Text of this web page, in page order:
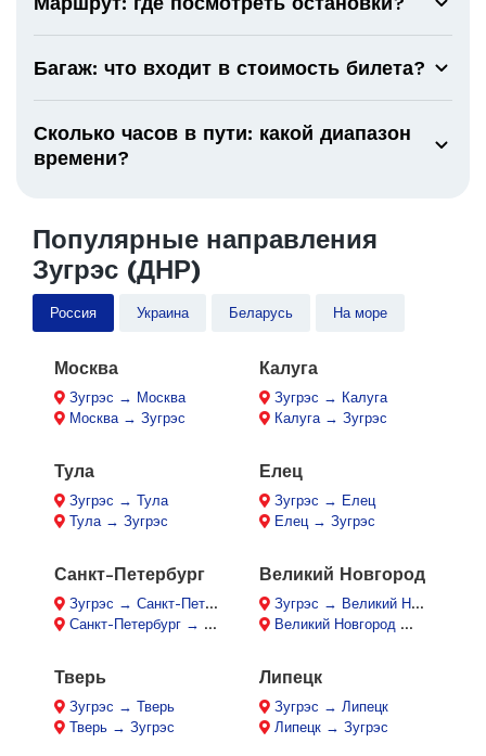
Багаж: что входит в стоимость билета?
Сколько часов в пути: какой диапазон
времени?
Популярные направления
Зугрэс (ДНР)
Россия Украина Беларусь На море
Москва
Зугрэс → Москва
Москва → Зугрэс
Калуга
Зугрэс → Калуга
Калуга → Зугрэс
Тула
Зугрэс → Тула
Тула → Зугрэс
Елец
Зугрэс → Елец
Елец → Зугрэс
Санкт-Петербург
Зугрэс → Санкт-Петербург
Санкт-Петербург → Зугрэс
Великий Новгород
Зугрэс → Великий Новгород
Великий Новгород → Зугрэс
Тверь
Зугрэс → Тверь
Тверь → Зугрэс
Липецк
Зугрэс → Липецк
Липецк → Зугрэс